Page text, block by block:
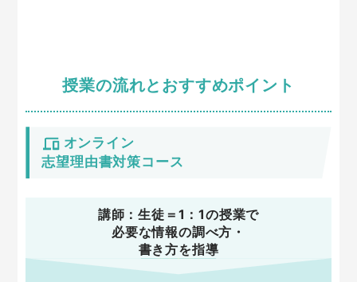
授業の流れとおすすめポイント
オンライン
志望理由書対策コース
講師：生徒＝1：1の授業で
必要な情報の調べ方・
書き方を指導